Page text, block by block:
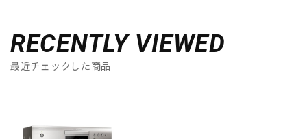
RECENTLY VIEWED
最近チェックした商品